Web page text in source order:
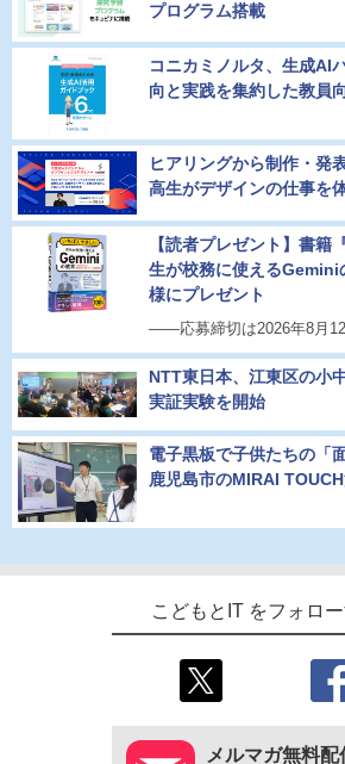
プログラム搭載
コニカミノルタ、生成AI
向と実践を集約した教員
ヒアリングから制作・発
高生がデザインの仕事を
【読者プレゼント】書籍
生が校務に使えるGemini
様にプレゼント
――応募締切は2026年8月
NTT東日本、江東区の小
実証実験を開始
電子黒板で子供たちの「
鹿児島市のMIRAI
こどもとIT をフォロ
メルマガ無料配